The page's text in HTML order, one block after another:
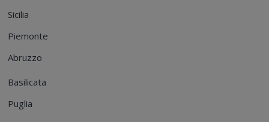
Sicilia
Piemonte
Abruzzo
Basilicata
Puglia